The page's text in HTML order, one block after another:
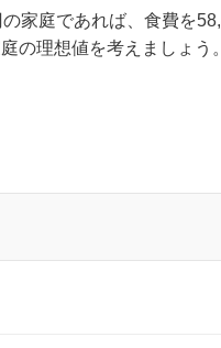
家庭であれば、食費を
の理想値を考えましょう。